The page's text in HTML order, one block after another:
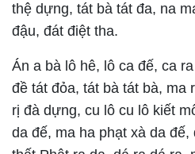
thệ dựng, tát bà tát đa, na
đậu, đát điệt tha.
Án a bà lô hê, lô ca đế, ca
đề tát đỏa, tát bà tát bà, ma
rị đà dựng, cu lô cu lô kiết
da đế, ma ha phạt xà da đế,